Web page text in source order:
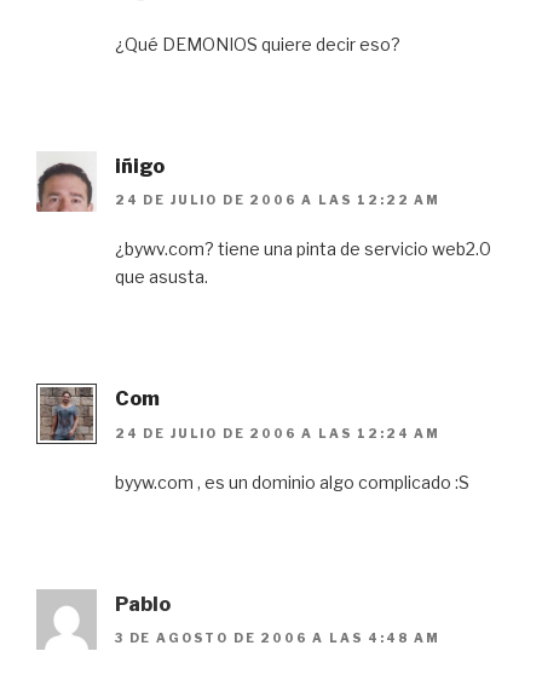
¿Qué DEMONIOS quiere decir eso?
iñigo
24 DE JULIO DE 2006 A LAS 12:22 AM
¿bywv.com? tiene una pinta de servicio web2.0
que asusta.
Com
24 DE JULIO DE 2006 A LAS 12:24 AM
byyw.com , es un dominio algo complicado :S
Pablo
3 DE AGOSTO DE 2006 A LAS 4:48 AM